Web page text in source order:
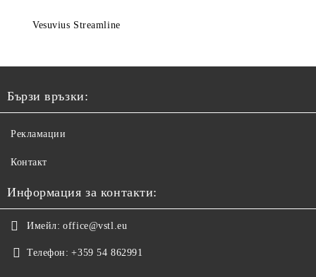
Vesuvius Streamline
Бързи връзки:
Рекламации
Контакт
Информация за контакти:
Имейл: office@vstl.eu
Телефон: +359 54 862991